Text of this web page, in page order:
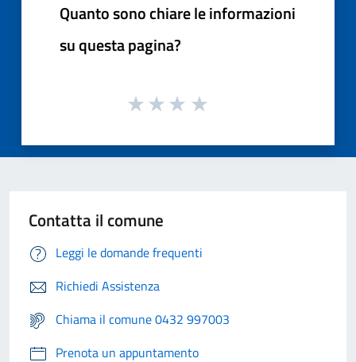
Quanto sono chiare le informazioni
su questa pagina?
Contatta il comune
Leggi le domande frequenti
Richiedi Assistenza
Chiama il comune 0432 997003
Prenota un appuntamento